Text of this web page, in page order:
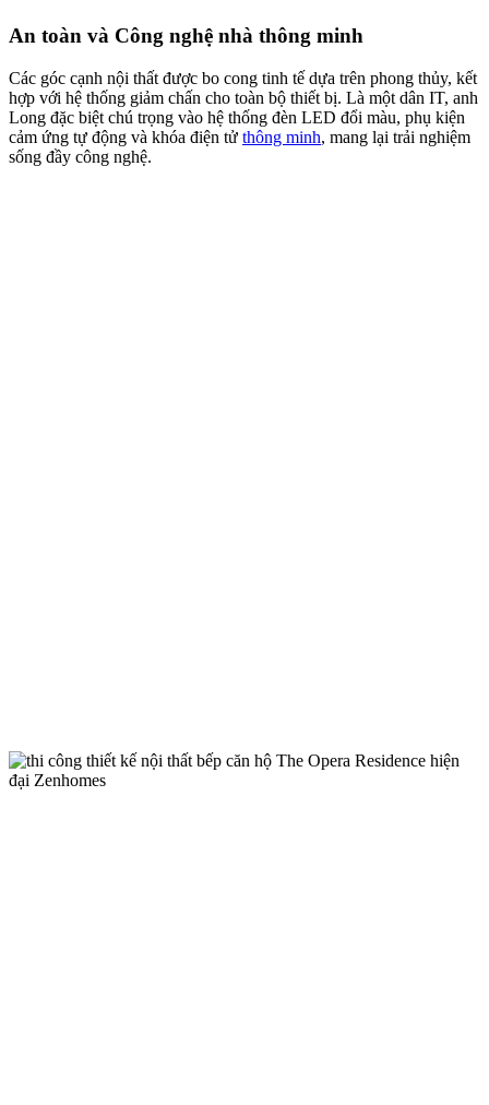
An toàn và Công nghệ nhà thông minh
Các góc cạnh nội thất được bo cong tinh tế dựa trên phong thủy, kết
hợp với hệ thống giảm chấn cho toàn bộ thiết bị. Là một dân IT, anh
Long đặc biệt chú trọng vào hệ thống đèn LED đổi màu, phụ kiện
cảm ứng tự động và khóa điện tử thông minh, mang lại trải nghiệm
sống đầy công nghệ.